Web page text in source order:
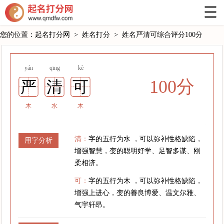
您的位置： 起名打分网 > 姓名打分 > 姓名严清可综合评分100分
yán qīng kè
严 清 可
木 水 木
100分
用字分析 清：字的五行为水 ，可以弥补性格缺陷，
增强智慧，变的聪明好学、足智多谋、刚
柔相济。
可：字的五行为木 ，可以弥补性格缺陷，
增强上进心，变的善良博爱、温文尔雅、
气宇轩昂。